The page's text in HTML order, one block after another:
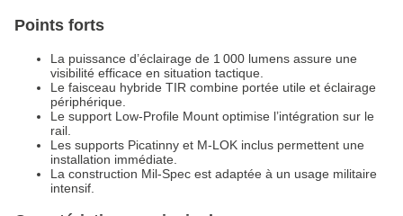
Points forts
La puissance d’éclairage de 1 000 lumens assure une
visibilité efficace en situation tactique.
Le faisceau hybride TIR combine portée utile et éclairage
périphérique.
Le support Low‑Profile Mount optimise l’intégration sur le
rail.
Les supports Picatinny et M‑LOK inclus permettent une
installation immédiate.
La construction Mil‑Spec est adaptée à un usage militaire
intensif.